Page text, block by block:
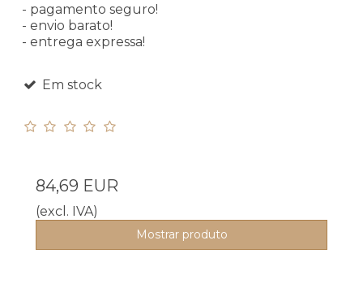
- pagamento seguro!
- envio barato!
- entrega expressa!
Em stock
84,69 EUR
(excl. IVA)
Mostrar produto